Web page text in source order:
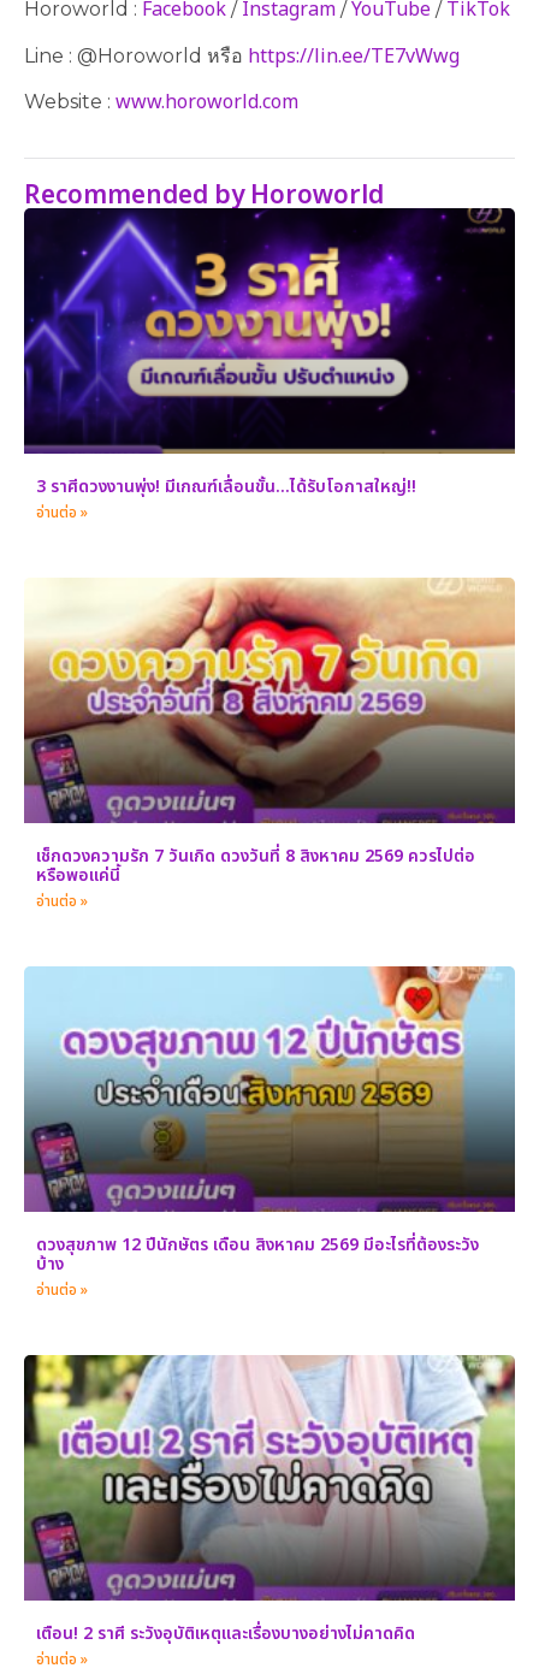
Horoworld : Facebook /Instagram /YouTube /TikTok
Line : @Horoworld หรือ https://lin.ee/TE7vWwg
Website : www.horoworld.com
Recommended by Horoworld
3 ราศีดวงงานพุ่ง! มีเกณฑ์เลื่อนขั้น…ได้รับโอกาสใหญ่!!
อ่านต่อ »
เช็กดวงความรัก 7 วันเกิด ดวงวันที่ 8 สิงหาคม 2569 ควรไปต่อ
หรือพอแค่นี้
อ่านต่อ »
ดวงสุขภาพ 12 ปีนักษัตร เดือน สิงหาคม 2569 มีอะไรที่ต้องระวัง
บ้าง
อ่านต่อ »
เตือน! 2 ราศี ระวังอุบัติเหตุและเรื่องบางอย่างไม่คาดคิด
อ่านต่อ »